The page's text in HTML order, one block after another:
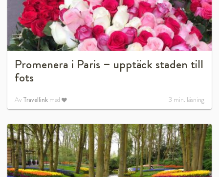
Promenera i Paris – upptäck staden till
fots
Av Travellink med 3 min. läsning